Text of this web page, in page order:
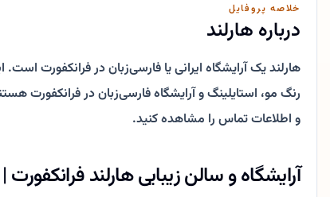
خلاصه پروفایل
درباره هارلند
هارلند یک آرایشگاه ایرانی یا فارسی‌زبان در فرانکفورت
و اطلاعات تماس را مشاهده کنید.
آرایشگاه و سالن زیبایی هارلند